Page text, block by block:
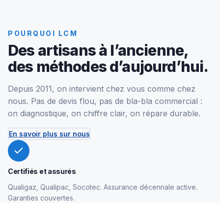
POURQUOI LCM
Des artisans à l’ancienne,
des méthodes d’aujourd’hui.
Depuis 2011, on intervient chez vous comme chez
nous. Pas de devis flou, pas de bla-bla commercial :
on diagnostique, on chiffre clair, on répare durable.
En savoir plus sur nous
Certifiés et assurés
Qualigaz, Qualipac, Socotec. Assurance décennale active.
Garanties couvertes.